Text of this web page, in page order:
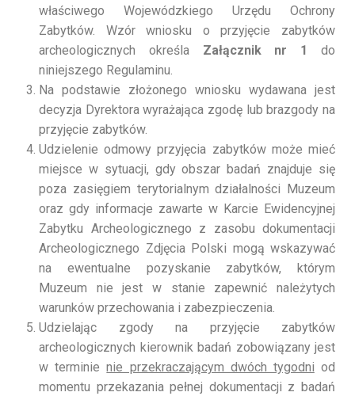
właściwego Wojewódzkiego Urzędu Ochrony
Zabytków. Wzór wniosku o przyjęcie zabytków
archeologicznych określa Załącznik nr 1
do
niniejszego Regulaminu.
Na podstawie złożonego wniosku wydawana jest
decyzja Dyrektora wyrażająca zgodę lub brazgody na
przyjęcie zabytków.
Udzielenie odmowy przyjęcia zabytków może mieć
miejsce w sytuacji, gdy obszar badań znajduje się
poza zasięgiem terytorialnym działalności Muzeum
oraz gdy informacje zawarte w Karcie Ewidencyjnej
Zabytku Archeologicznego z zasobu dokumentacji
Archeologicznego Zdjęcia Polski mogą wskazywać
na ewentualne pozyskanie zabytków, którym
Muzeum nie jest w stanie zapewnić należytych
warunków przechowania i zabezpieczenia.
Udzielając zgody na przyjęcie zabytków
archeologicznych kierownik badań zobowiązany jest
w terminienie przekraczającym dwóch tygodni od
momentu przekazania pełnej dokumentacji z badań